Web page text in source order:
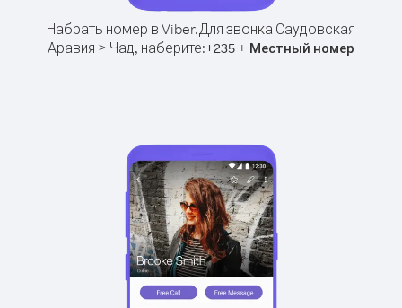
Набрать номер в Viber.Для звонка Саудовская
Аравия > Чад, наберите:+235 + Местный номер